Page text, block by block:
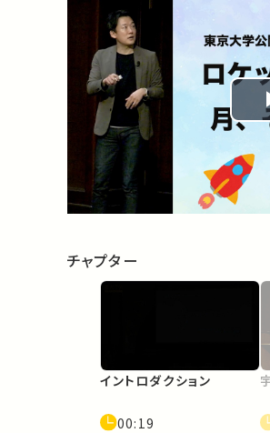
チャプター
イントロダクション
00:19